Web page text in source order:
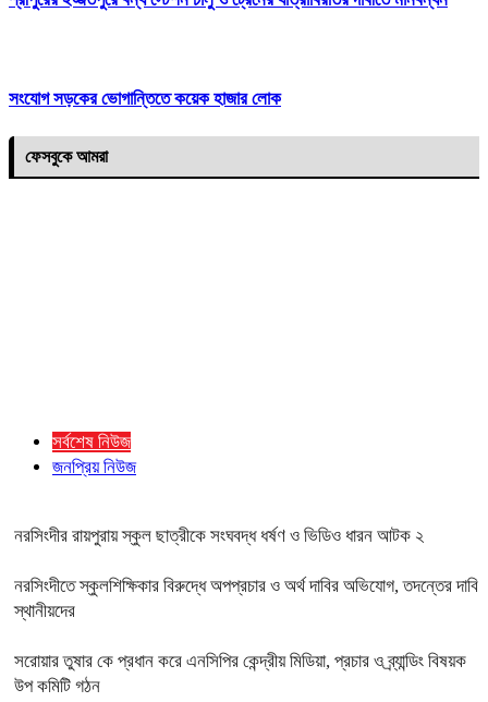
সংযোগ সড়কের ভোগান্তিতে কয়েক হাজার লোক
ফেসবুকে আমরা
সর্বশেষ নিউজ
জনপ্রিয় নিউজ
নরসিংদীর রায়পুরায় স্কুল ছাত্রীকে সংঘবদ্ধ ধর্ষণ ও ভিডিও ধারন আটক ২
নরসিংদীতে স্কুলশিক্ষিকার বিরুদ্ধে অপপ্রচার ও অর্থ দাবির অভিযোগ, তদন্তের দাবি
স্থানীয়দের
সরোয়ার তুষার কে প্রধান করে এনসিপির কেন্দ্রীয় মিডিয়া, প্রচার ও ব্র্যান্ডিং বিষয়ক
উপ কমিটি গঠন